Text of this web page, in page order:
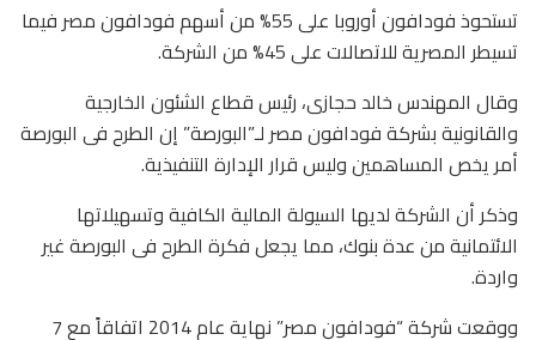
تستحوذ فودافون أوروبا على 55% من أسهم فودافون مصر فيما
تسيطر المصرية للاتصالات على 45% من الشركة.
وقال المهندس خالد حجازى، رئيس قطاع الشئون الخارجية
والقانونية بشركة فودافون مصر لـ”البورصة” إن الطرح فى البورصة
أمر يخص المساهمين وليس قرار الإدارة التنفيذية.
وذكر أن الشركة لديها السيولة المالية الكافية وتسهيلاتها
الائتمانية من عدة بنوك، مما يجعل فكرة الطرح فى البورصة غير
واردة.
ووقعت شركة “فودافون مصر” نهاية عام 2014 اتفاقاً مع 7